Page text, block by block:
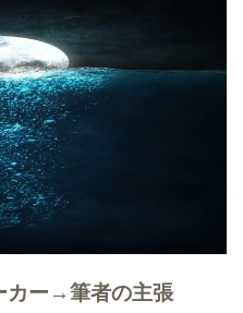
カー→筆者の主張
月で800点講座